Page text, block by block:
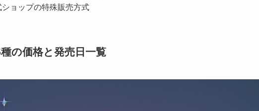
ョップの特殊販売方式
の価格と発売日一覧